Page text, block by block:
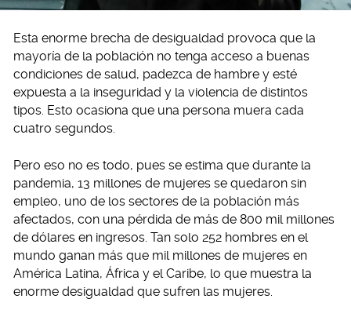
Esta enorme brecha de desigualdad provoca que la
mayoría de la población no tenga acceso a buenas
condiciones de salud, padezca de hambre y esté
expuesta a la inseguridad y la violencia de distintos
tipos. Esto ocasiona que una persona muera cada
cuatro segundos.
Pero eso no es todo, pues se estima que durante la
pandemia, 13 millones de mujeres se quedaron sin
empleo, uno de los sectores de la población más
afectados, con una pérdida de más de 800 mil millones
de dólares en ingresos. Tan solo 252 hombres en el
mundo ganan más que mil millones de mujeres en
América Latina, África y el Caribe, lo que muestra la
enorme desigualdad que sufren las mujeres.